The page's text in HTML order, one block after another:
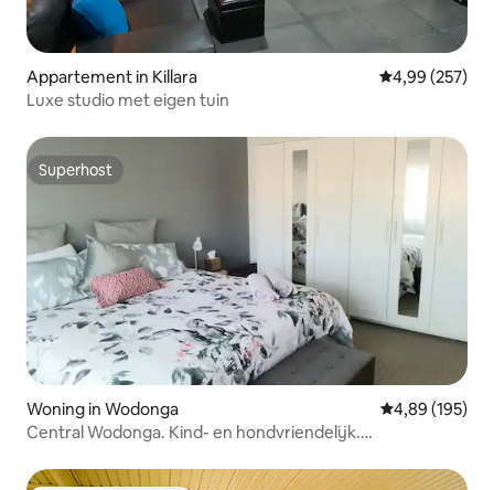
Appartement in Killara Gemiddelde
4,99 (257)
Luxe studio met eigen tuin
Superhost
Superhost
Woning in Wodonga Gemiddelde
4,89 (195)
Central Wodonga. Kind- en hondvriendelijk.